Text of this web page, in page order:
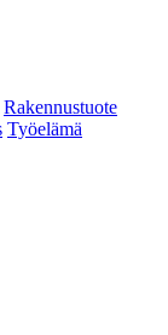
Rakennustuote
Työelämä